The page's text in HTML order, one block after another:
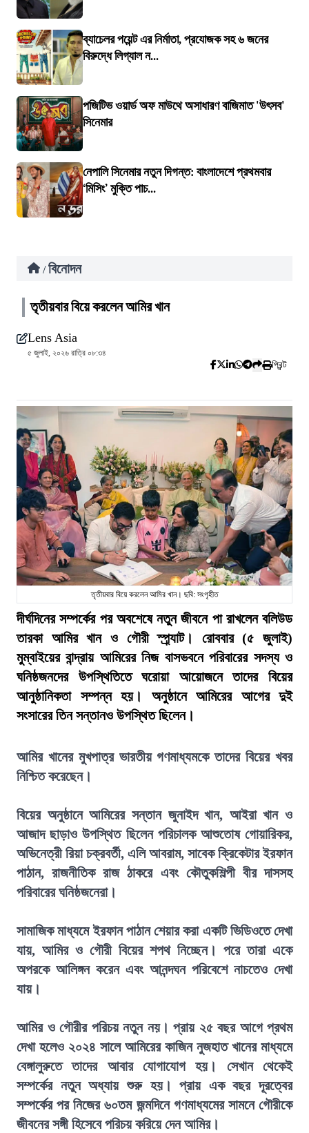
ব্যাচেলর পয়েন্ট এর নির্মাতা, প্রযোজক সহ ৬ জনের
বিরুদ্ধে লিগ্যাল ন...
পজিটিভ ওয়ার্ড অফ মাউথে অসাধারণ বাজিমাত 'উৎসব'
সিনেমার
নেপালি সিনেমার নতুন দিগন্ত: বাংলাদেশে প্রথমবার
‘মিসিং’ মুক্তি পাচ...
/ বিনোদন
তৃতীয়বার বিয়ে করলেন আমির খান
Lens Asia
৫ জুলাই, ২০২৬ রাত্রি ০৮:৩৪
প্রিন্ট
তৃতীয়বার বিয়ে করলেন আমির খান। ছবি: সংগৃহীত
দীর্ঘদিনের সম্পর্কের পর অবশেষে নতুন জীবনে পা রাখলেন বলিউড
তারকা আমির খান ও গৌরী স্প্র্যাট। রোববার (৫ জুলাই)
মুম্বাইয়ের বান্দ্রায় আমিরের নিজ বাসভবনে পরিবারের সদস্য ও
ঘনিষ্ঠজনদের উপস্থিতিতে ঘরোয়া আয়োজনে তাদের বিয়ের
আনুষ্ঠানিকতা সম্পন্ন হয়। অনুষ্ঠানে আমিরের আগের দুই
সংসারের তিন সন্তানও উপস্থিত ছিলেন।
আমির খানের মুখপাত্র ভারতীয় গণমাধ্যমকে তাদের বিয়ের খবর
নিশ্চিত করেছেন।
বিয়ের অনুষ্ঠানে আমিরের সন্তান জুনাইদ খান, আইরা খান ও
আজাদ ছাড়াও উপস্থিত ছিলেন পরিচালক আশুতোষ গোয়ারিকর,
অভিনেত্রী রিয়া চক্রবর্তী, এলি আবরাম, সাবেক ক্রিকেটার ইরফান
পাঠান, রাজনীতিক রাজ ঠাকরে এবং কৌতুকশিল্পী বীর দাসসহ
পরিবারের ঘনিষ্ঠজনেরা।
সামাজিক মাধ্যমে ইরফান পাঠান শেয়ার করা একটি ভিডিওতে দেখা
যায়, আমির ও গৌরী বিয়ের শপথ নিচ্ছেন। পরে তারা একে
অপরকে আলিঙ্গন করেন এবং আনন্দঘন পরিবেশে নাচতেও দেখা
যায়।
আমির ও গৌরীর পরিচয় নতুন নয়। প্রায় ২৫ বছর আগে প্রথম
দেখা হলেও ২০২৪ সালে আমিরের কাজিন নুজহাত খানের মাধ্যমে
বেঙ্গালুরুতে তাদের আবার যোগাযোগ হয়। সেখান থেকেই
সম্পর্কের নতুন অধ্যায় শুরু হয়। প্রায় এক বছর দূরত্বের
সম্পর্কের পর নিজের ৬০তম জন্মদিনে গণমাধ্যমের সামনে গৌরীকে
জীবনের সঙ্গী হিসেবে পরিচয় করিয়ে দেন আমির।